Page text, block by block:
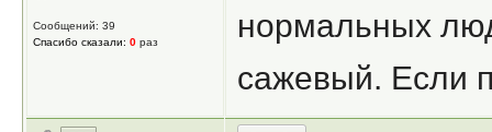
Сообщений: 39
Спасибо сказали: 0раз
нормальных
сажевый. Если